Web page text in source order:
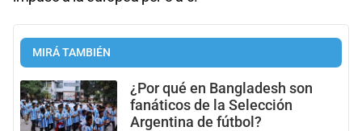
MIRÁ TAMBIÉN
¿Por qué en Bangladesh son
fanáticos de la Selección
Argentina de fútbol?